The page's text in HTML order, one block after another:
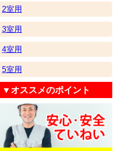
2室用
3室用
4室用
5室用
▼オススメのポイント